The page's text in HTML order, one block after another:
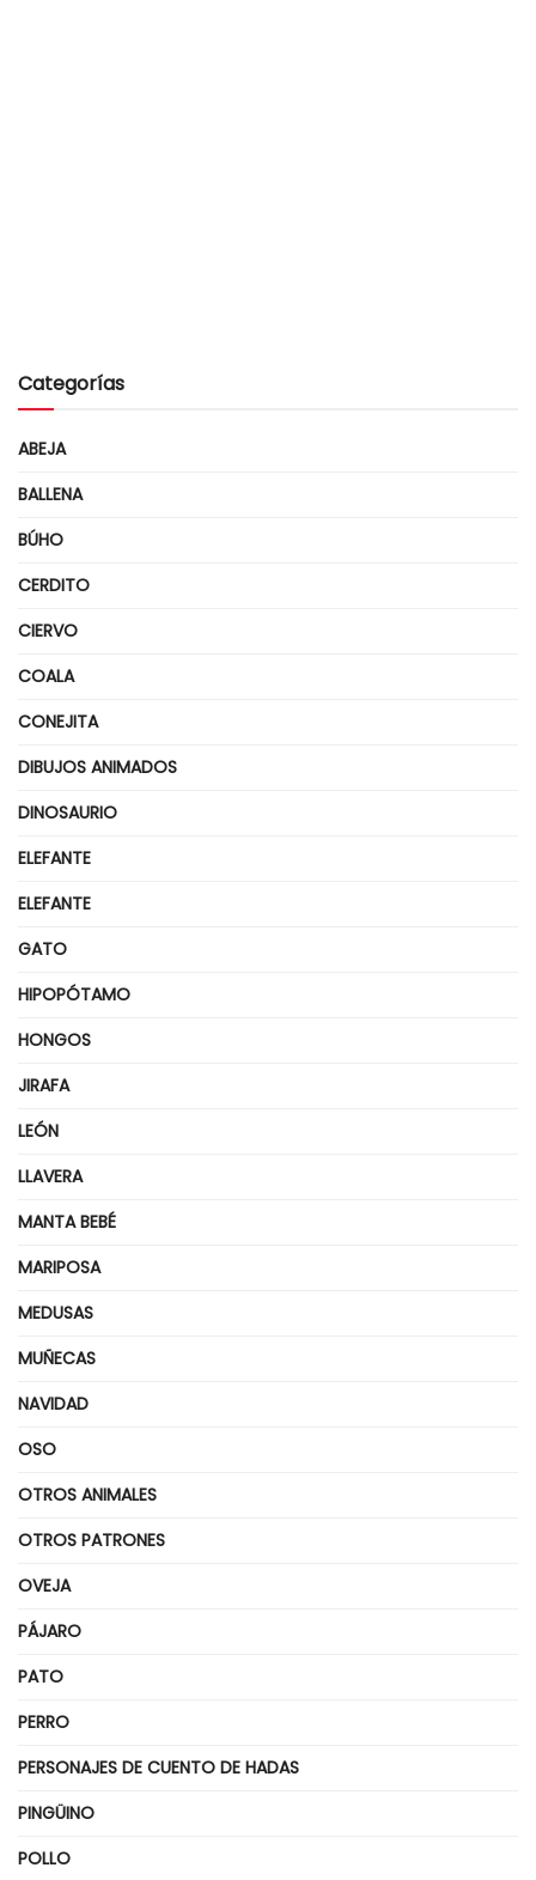
Categorías
ABEJA
BALLENA
BÚHO
CERDITO
CIERVO
COALA
CONEJITA
DIBUJOS ANIMADOS
DINOSAURIO
ELEFANTE
ELEFANTE
GATO
HIPOPÓTAMO
HONGOS
JIRAFA
LEÓN
LLAVERA
MANTA BEBÉ
MARIPOSA
MEDUSAS
MUÑECAS
NAVIDAD
OSO
OTROS ANIMALES
OTROS PATRONES
OVEJA
PÁJARO
PATO
PERRO
PERSONAJES DE CUENTO DE HADAS
PINGÜINO
POLLO